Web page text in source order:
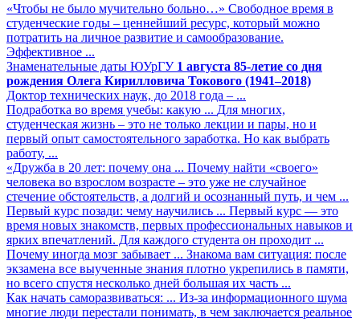
«Чтобы не было мучительно больно…» Свободное время в
студенческие годы – ценнейший ресурс, который можно
потратить на личное развитие и самообразование.
Эффективное ...
Знаменательные даты ЮУрГУ 1 августа 85-летие со дня
рождения Олега Кирилловича Токового (1941–2018)
Доктор технических наук, до 2018 года – ...
Подработка во время учебы: какую ... Для многих,
студенческая жизнь – это не только лекции и пары, но и
первый опыт самостоятельного заработка. Но как выбрать
работу, ...
«Дружба в 20 лет: почему она ... Почему найти «своего»
человека во взрослом возрасте – это уже не случайное
стечение обстоятельств, а долгий и осознанный путь, и чем ...
Первый курс позади: чему научились ... Первый курс — это
время новых знакомств, первых профессиональных навыков и
ярких впечатлений. Для каждого студента он проходит ...
Почему иногда мозг забывает ... Знакома вам ситуация: после
экзамена все выученные знания плотно укрепились в памяти,
но всего спустя несколько дней большая их часть ...
Как начать саморазвиваться: ... Из-за информационного шума
многие люди перестали понимать, в чем заключается реальное